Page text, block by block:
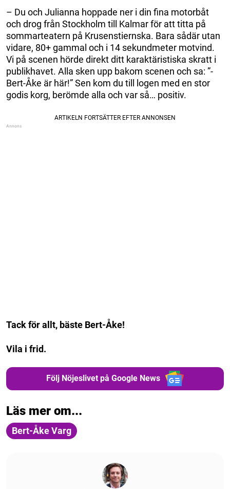
– Du och Julianna hoppade ner i din fina motorbåt
och drog från Stockholm till Kalmar för att titta på
sommarteatern på Krusenstiernska. Bara sådär utan
vidare, 80+ gammal och i 14 sekundmeter motvind.
Vi på scenen hörde direkt ditt karaktäristiska skratt i
publikhavet. Alla sken upp bakom scenen och sa: ”-
Bert-Åke är här!” Sen kom du till logen med en stor
godis korg, berömde alla och var så… positiv.
Tack för allt, bäste Bert-Åke!
Vila i frid.
Följ Nöjeslivet på Google News
Läs mer om...
Bert-Åke Varg